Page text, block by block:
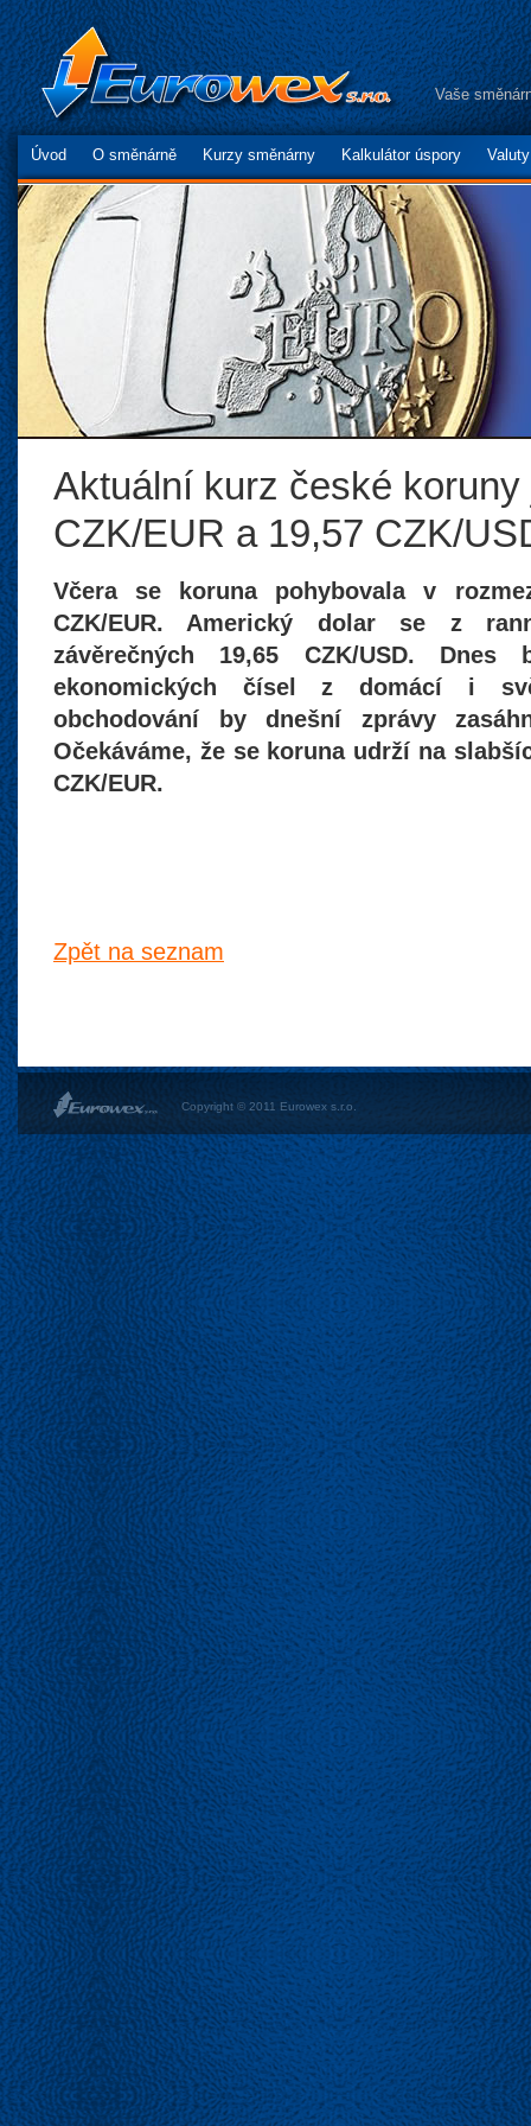
Vaše
Úvod O směnárně Kurzy směnárny Kalkulátor úspory
Aktuální kurz české koruny
CZK/EUR a 19,57 CZK/
Včera se koruna pohybovala v
CZK/EUR. Americký dolar se z
závěrečných 19,65 CZK/USD. Dnes
ekonomických čísel z domácí i
obchodování by dnešní zprávy
Očekáváme, že se koruna udrží na
CZK/EUR.
Zpět na seznam
Copyright © 2011 Eurowex s.r.o.